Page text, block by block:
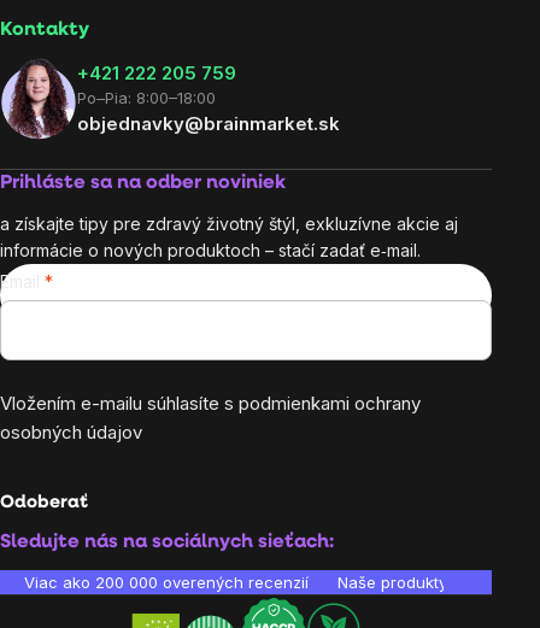
Kontakty
+421 222 205 759
Po–Pia: 8:00–18:00
objednavky@brainmarket.sk
Prihláste sa na odber noviniek
a získajte tipy pre zdravý životný štýl, exkluzívne akcie aj
informácie o nových produktoch – stačí zadať e‑mail.
Email
Vložením e-mailu súhlasíte s podmienkami ochrany
osobných údajov
Odoberať
Sledujte nás na sociálnych sieťach:
Viac ako 200 000 overených recenzií Naše produkty sú